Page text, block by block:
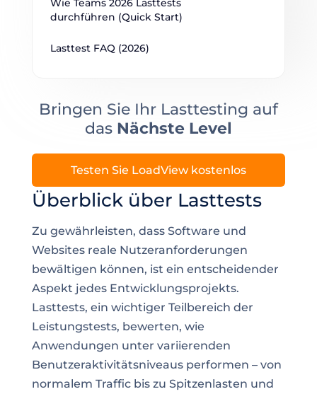
Überblick über Lasttests
Zu gewährleisten, dass Software und
Websites reale Nutzeranforderungen
bewältigen können, ist ein entscheidender
Aspekt jedes Entwicklungsprojekts.
Lasttests, ein wichtiger Teilbereich der
Leistungstests, bewerten, wie
Anwendungen unter variierenden
Benutzeraktivitätsniveaus performen – von
normalem Traffic bis zu Spitzenlasten und
Wie Teams 2026 Lasttests
durchführen (Quick Start)
Lasttest FAQ (2026)
Bringen Sie Ihr Lasttesting auf
das Nächste Level
Testen Sie LoadView kostenlos